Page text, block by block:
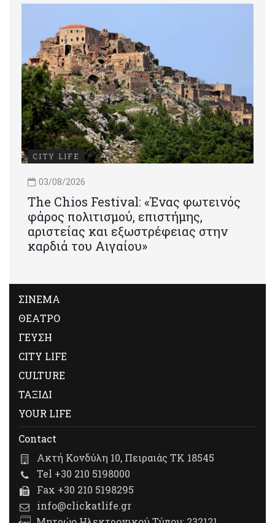
CITY LIFE
03/08/2026
Τhe Chios Festival: «Ένας φωτεινός
φάρος πολιτισμού, επιστήμης,
αριστείας και εξωστρέφειας στην
καρδιά του Αιγαίου»
ΣΙΝΕΜΑ
ΘΕΑΤΡΟ
ΓΕΥΣΗ
CITY LIFE
CULTURE
ΤΑΞΙΔΙ
YOUR LIFE
Contact
Ακτή Κονδύλη 10, Πειραιάς ΤΚ 18545
Tel +30 210 5198000
Fax +30 210 5198295
info@clickatlife.gr